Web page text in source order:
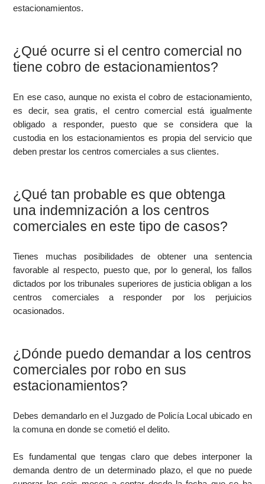
estacionamientos.
¿Qué ocurre si el centro comercial no
tiene cobro de estacionamientos?
En ese caso, aunque no exista el cobro de estacionamiento,
es decir, sea gratis, el centro comercial está igualmente
obligado a responder, puesto que se considera que la
custodia en los estacionamientos es propia del servicio que
deben prestar los centros comerciales a sus clientes.
¿Qué tan probable es que obtenga
una indemnización a los centros
comerciales en este tipo de casos?
Tienes muchas posibilidades de obtener una sentencia
favorable al respecto, puesto que, por lo general, los fallos
dictados por los tribunales superiores de justicia obligan a los
centros comerciales a responder por los perjuicios
ocasionados.
¿Dónde puedo demandar a los centros
comerciales por robo en sus
estacionamientos?
Debes demandarlo en el Juzgado de Policía Local ubicado en
la comuna en donde se cometió el delito.
Es fundamental que tengas claro que debes interponer la
demanda dentro de un determinado plazo, el que no puede